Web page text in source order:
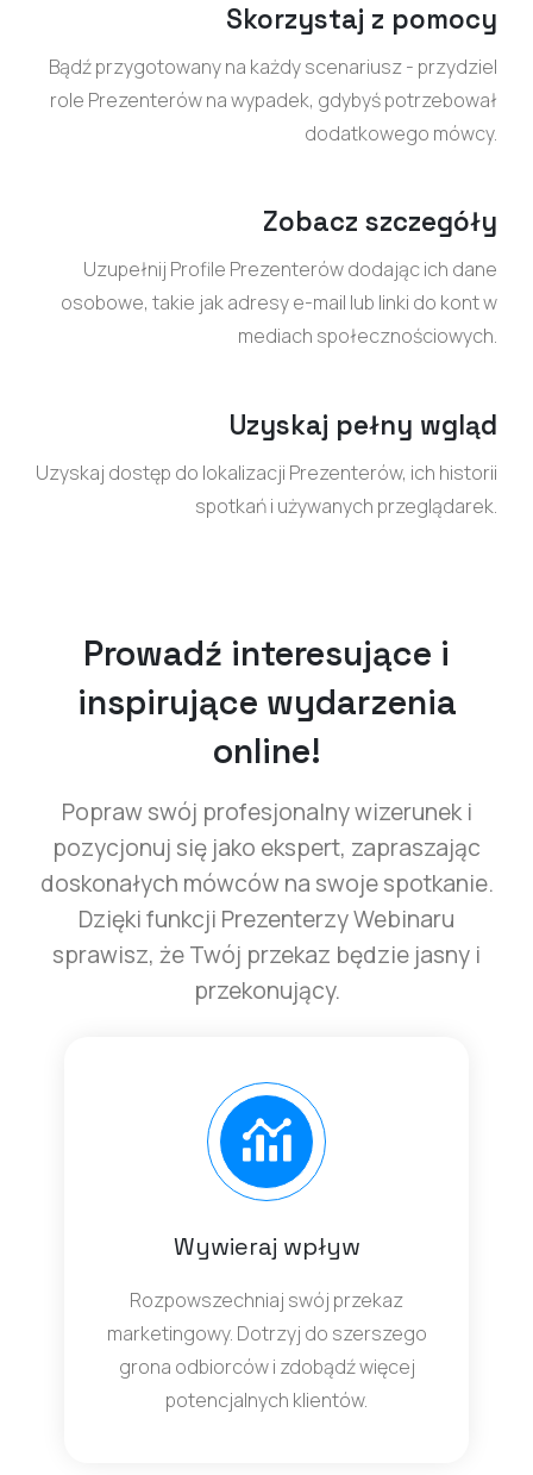
Skorzystaj z pomocy
Bądź przygotowany na każdy scenariusz - przydziel
role Prezenterów na wypadek, gdybyś potrzebował
dodatkowego mówcy.
Zobacz szczegóły
Uzupełnij Profile Prezenterów dodając ich dane
osobowe, takie jak adresy e-mail lub linki do kont w
mediach społecznościowych.
Uzyskaj pełny wgląd
Uzyskaj dostęp do lokalizacji Prezenterów, ich historii
spotkań i używanych przeglądarek.
Prowadź interesujące i
inspirujące wydarzenia
online!
Popraw swój profesjonalny wizerunek i
pozycjonuj się jako ekspert, zapraszając
doskonałych mówców na swoje spotkanie.
Dzięki funkcji Prezenterzy Webinaru
sprawisz, że Twój przekaz będzie jasny i
przekonujący.
Wywieraj wpływ
Rozpowszechniaj swój przekaz
marketingowy. Dotrzyj do szerszego
grona odbiorców i zdobądź więcej
potencjalnych klientów.